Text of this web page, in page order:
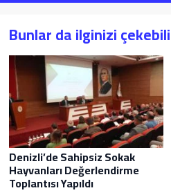
Bunlar da ilginizi
Denizli’de Sahipsiz Sokak
Hayvanları Değerlendirme
Toplantısı Yapıldı